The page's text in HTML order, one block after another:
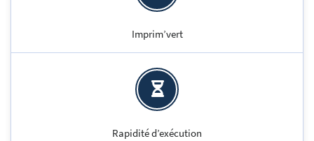
Imprim’vert
Rapidité d’exécution